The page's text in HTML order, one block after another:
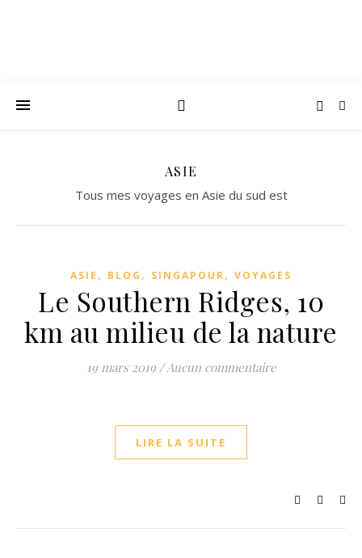
ASIE
Tous mes voyages en Asie du sud est
ASIE , BLOG , SINGAPOUR, VOYAGES
Le Southern Ridges, 10
km au milieu de la nature
19 mars 2019 /Aucun commentaire
LIRE LA SUITE